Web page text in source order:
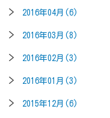
2016年04月(6)
2016年03月(8)
2016年02月(3)
2016年01月(3)
2015年12月(6)